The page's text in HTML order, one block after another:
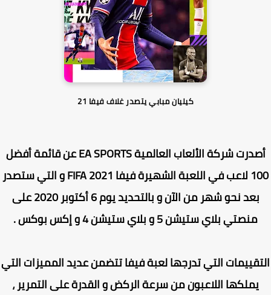
كيليان مبابي يتصدر غلاف فيفا 21
أصدرت شركة الألعاب العالمية EA SPORTS عن قائمة أفضل
100 لاعب في اللعبة الشهيرة فيفا 2021 FIFA و التي ستصدر
بعد نحو شهر من الآن و بالتحديد يوم 6 أكتوبر 2020 على
منصتي بلاي ستيشن 5 و بلاي ستيشن 4 و إكس بوكس .
التي تدرجها لعبة فيفا تتضمن عديد المميزات التي
يملكها اللاعبون من سرعة الركض و القدرة على التمرير ،